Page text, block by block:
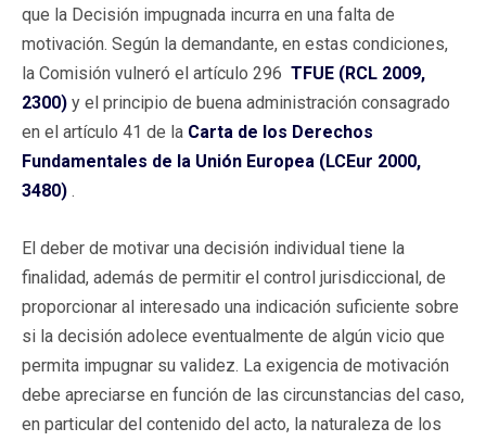
que la Decisión impugnada incurra en una falta de
motivación. Según la demandante, en estas condiciones,
la Comisión vulneró el artículo 296 TFUE (RCL 2009,
2300) y el principio de buena administración consagrado
en el artículo 41 de la Carta de los Derechos
Fundamentales de la Unión Europea (LCEur 2000,
3480) .
El deber de motivar una decisión individual tiene la
finalidad, además de permitir el control jurisdiccional, de
proporcionar al interesado una indicación suficiente sobre
si la decisión adolece eventualmente de algún vicio que
permita impugnar su validez. La exigencia de motivación
debe apreciarse en función de las circunstancias del caso,
en particular del contenido del acto, la naturaleza de los